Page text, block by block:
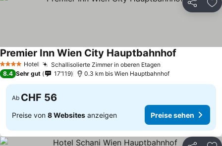
Teilen
4 Sterne Hotel Schallisolierte Zimmer in oberen Etagen
Premier Inn Wien City Hauptbahnhof
8.4 Sehr gut 17’119 0.3 km bis Wien Hauptbahnhof
Ab CHF 56
Preise von 8 Websites anzeigen Preise sehen